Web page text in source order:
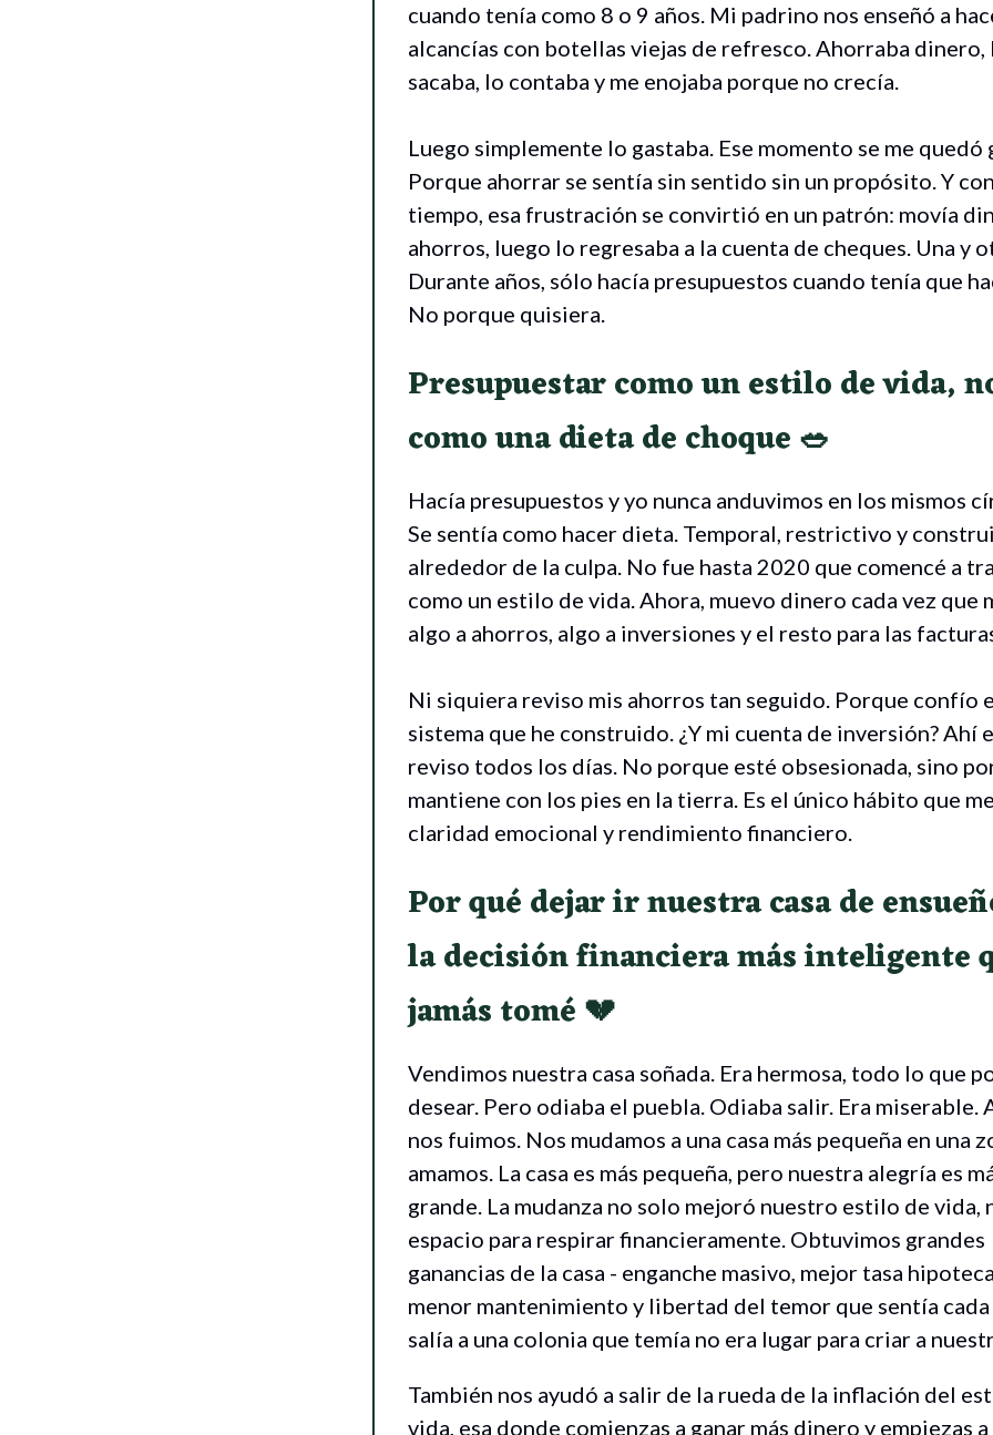
cuando tenía como 8 o 9 años. Mi padrino nos enseñó a
alcancías con botellas viejas de refresco. Ahorraba dinero,
sacaba, lo contaba y me enojaba porque no crecía.
Luego simplemente lo gastaba. Ese momento se me quedó
Porque ahorrar se sentía sin sentido sin un propósito. Y
tiempo, esa frustración se convirtió en un patrón: movía
ahorros, luego lo regresaba a la cuenta de cheques. Una y
Durante años, sólo hacía presupuestos cuando tenía que
No porque quisiera.
Presupuestar como un estilo de vida,
como una dieta de choque🥗
Hacía presupuestos y yo nunca anduvimos en los mismos
Se sentía como hacer dieta. Temporal, restrictivo y
alrededor de la culpa. No fue hasta 2020 que comencé a
como un estilo de vida. Ahora, muevo dinero cada vez que
algo a ahorros, algo a inversiones y el resto para las
Ni siquiera reviso mis ahorros tan seguido. Porque confío
sistema que he construido. ¿Y mi cuenta de inversión? Ahí
reviso todos los días. No porque esté obsesionada, sino
mantiene con los pies en la tierra. Es el único hábito que
claridad emocional y rendimiento financiero.
Por qué dejar ir nuestra casa de
la decisión financiera más inteligente
jamás tomé💔
Vendimos nuestra casa soñada. Era hermosa, todo lo que
desear. Pero odiaba el puebla. Odiaba salir. Era miserable.
nos fuimos. Nos mudamos a una casa más pequeña en una
amamos. La casa es más pequeña, pero nuestra alegría es
grande. La mudanza no solo mejoró nuestro estilo de vida,
espacio para respirar financieramente. Obtuvimos grandes
ganancias de la casa - enganche masivo, mejor tasa
menor mantenimiento y libertad del temor que sentía cada
salía a una colonia que temía no era lugar para criar a
También nos ayudó a salir de la rueda de la inflación del
vida, esa donde comienzas a ganar más dinero y empiezas